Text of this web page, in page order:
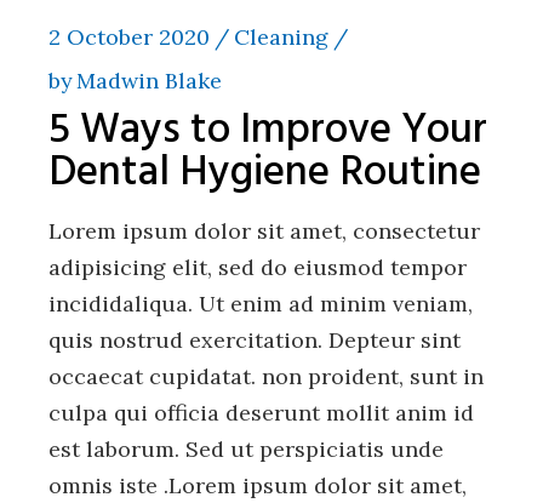
2 October 2020
Cleaning
byMadwin Blake
5 Ways to Improve Your
Dental Hygiene Routine
Lorem ipsum dolor sit amet, consectetur
adipisicing elit, sed do eiusmod tempor
incididaliqua. Ut enim ad minim veniam,
quis nostrud exercitation. Depteur sint
occaecat cupidatat. non proident, sunt in
culpa qui officia deserunt mollit anim id
est laborum. Sed ut perspiciatis unde
omnis iste .Lorem ipsum dolor sit amet,